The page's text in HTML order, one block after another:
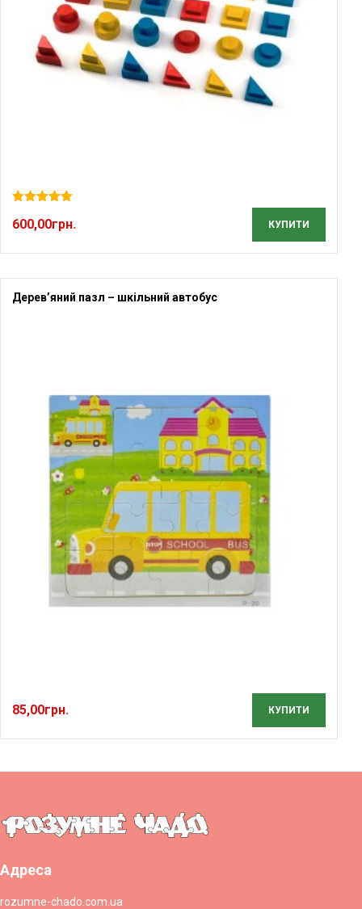
5.00з 5
600,00грн. КУПИТИ
Дерев’яний пазл – шкільний автобус
85,00грн. КУПИТИ
Адреса
rozumne-chado.com.ua